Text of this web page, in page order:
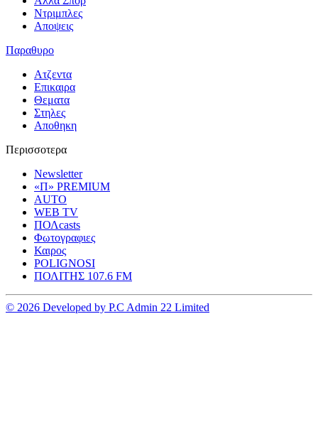
Ντριμπλες
Αποψεις
Παραθυρο
Ατζεντα
Επικαιρα
Θεματα
Στηλες
Αποθηκη
Περισσοτερα
Newsletter
«Π» PREMIUM
AUTO
WEB TV
ΠΟΛcasts
Φωτογραφιες
Καιρος
POLIGNOSI
ΠΟΛΙΤΗΣ 107.6 FM
© 2026 Developed by P.C Admin 22 Limited